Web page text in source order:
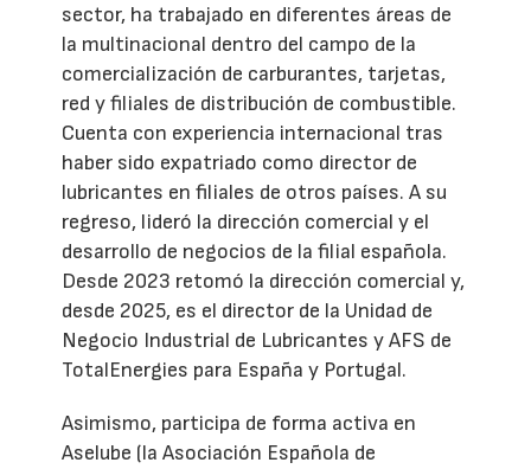
sector, ha trabajado en diferentes áreas de
la multinacional dentro del campo de la
comercialización de carburantes, tarjetas,
red y filiales de distribución de combustible.
Cuenta con experiencia internacional tras
haber sido expatriado como director de
lubricantes en filiales de otros países. A su
regreso, lideró la dirección comercial y el
desarrollo de negocios de la filial española.
Desde 2023 retomó la dirección comercial y,
desde 2025, es el director de la Unidad de
Negocio Industrial de Lubricantes y AFS de
TotalEnergies para España y Portugal.
Asimismo, participa de forma activa en
Aselube (la Asociación Española de